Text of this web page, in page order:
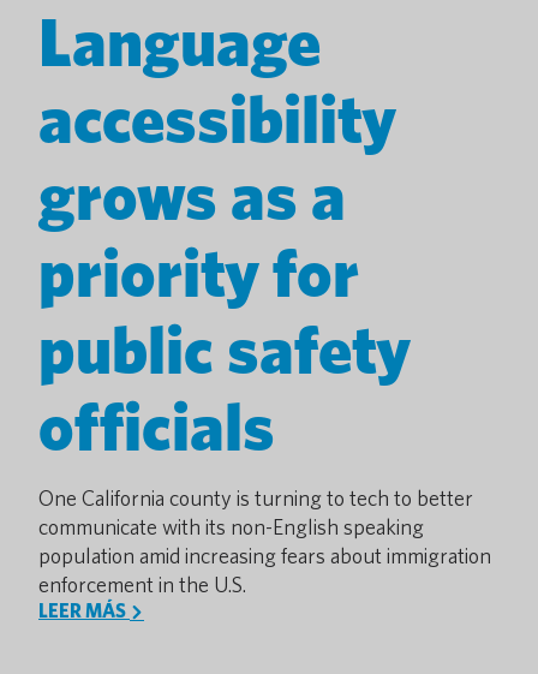
Language
accessibility
grows as a
priority for
public safety
officials
One California county is turning to tech to better
communicate with its non-English speaking
population amid increasing fears about immigration
enforcement in the U.S.
LEER MÁS